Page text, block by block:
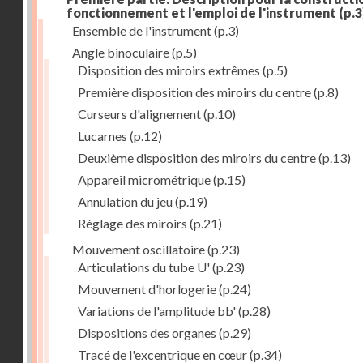
fonctionnement et l'emploi de l'instrument
Ensemble de l'instrument(p.3)
Angle binoculaire(p.5)
Disposition des miroirs extrêmes (p.5)
Première disposition des miroirs du centre(p.8)
Curseurs d'alignement(p.10)
Lucarnes (p.12)
Deuxième disposition des miroirs du centre(p.13)
Appareil micrométrique(p.15)
Annulation du jeu(p.19)
Réglage des miroirs (p.21)
Mouvement oscillatoire(p.23)
Articulations du tube U'(p.23)
Mouvement d'horlogerie(p.24)
Variations de l'amplitude bb'(p.28)
Dispositions des organes (p.29)
Tracé de l'excentrique en cœur(p.34)